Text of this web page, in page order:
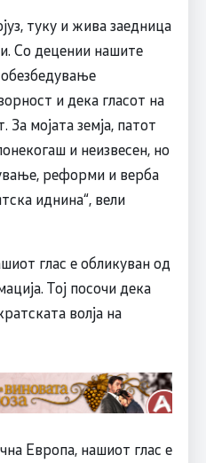
туку и жива заедница
Со децении нашите
и дека гласот на
мојата земја, патот
и неизвесен, но
реформи и верба
иднина“, вели
глас е обликуван од
Тој посочи дека
волја на
Европа, нашиот глас е